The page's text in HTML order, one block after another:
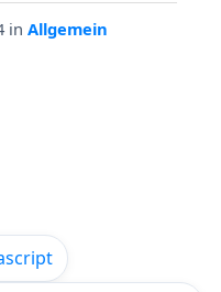
in Allgemein